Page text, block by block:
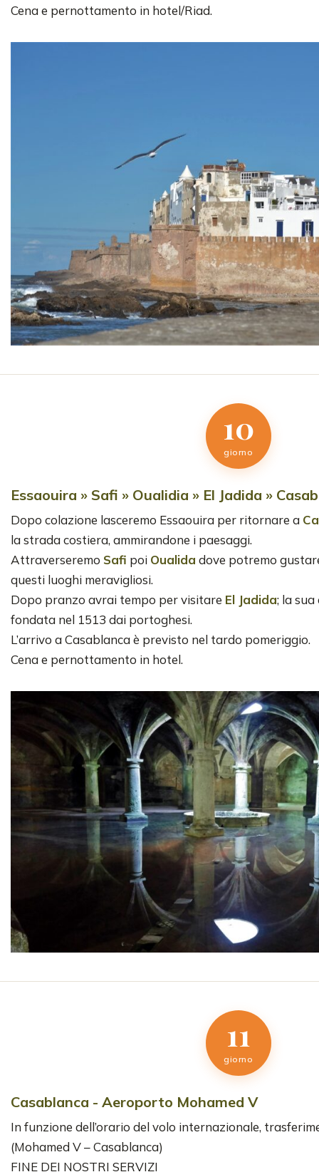
Cena e pernottamento in hotel/Riad.
10
giorno
Essaouira » Safi » Oualidia » El Jadida »
Dopo colazione lasceremo Essaouira per ritornare a
la strada costiera, ammirandone i paesaggi.
Attraverseremo Safi poi Oualida dove potremo
questi luoghi meravigliosi.
Dopo pranzo avrai tempo per visitare El Jadida; la
fondata nel 1513 dai portoghesi.
L’arrivo a Casablanca è previsto nel tardo pomeriggio.
Cena e pernottamento in hotel.
11
giorno
Casablanca - Aeroporto Mohamed V
In funzione dell’orario del volo internazionale,
(Mohamed V – Casablanca)
FINE DEI NOSTRI SERVIZI